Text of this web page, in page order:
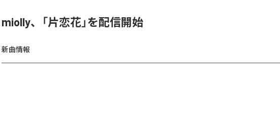
miolly、「片恋花」を配信開始
新曲情報